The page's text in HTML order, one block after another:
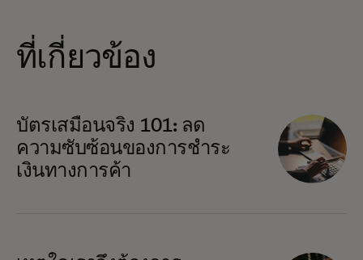
ที่เกี่ยวข้อง
บัตรเสมือนจริง 101: ลด
ความซับซ้อนของการชำระ
เงินทางการค้า